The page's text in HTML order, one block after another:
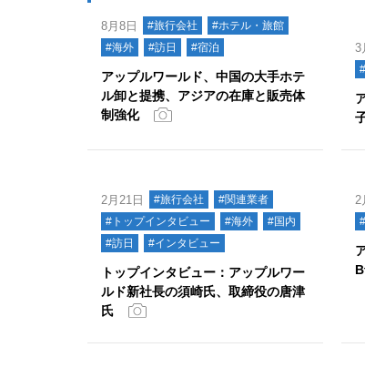
8月8日 #旅行会社
#ホテル・旅館
#海外
#訪日 #宿泊
アップルワールド、中国の大手ホテ
ル卸と提携、アジアの在庫と販売体
制強化
3
2月21日 #旅行会社
#関連業者
#トップインタビュー
#海外
#国内
#訪日
#インタビュー
トップインタビュー：アップルワー
ルド新社長の須崎氏、取締役の唐津
氏
2